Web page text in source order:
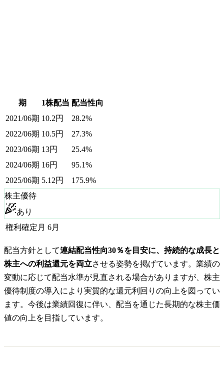
期 1株配当 配当性向
2021/06期 10.2円
28.2%
2022/06期 10.5円
27.3%
2023/06期 13円
25.4%
2024/06期 16円
95.1%
2025/06期 5.12円
175.9%
株主優待
あり
権利確定月 6月
配当方針として連結配当性向30％を目安に、持続的な成長と
株主への利益還元を両立させる姿勢を掲げています。業績の
変動に応じて配当水準が見直される場合がありますが、株主
優待制度の導入により実質的な還元利回りの向上を図ってい
ます。今後は業績回復に伴い、配当を通じた長期的な株主価
値の向上を目指しています。